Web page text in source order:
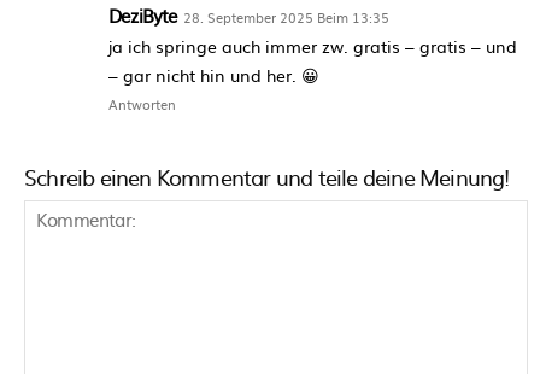
DeziByte 28. September 2025 Beim 13:35
ja ich springe auch immer zw. gratis – gratis – und
– gar nicht hin und her. 😀
Antworten
Schreib einen Kommentar und teile deine Meinung!